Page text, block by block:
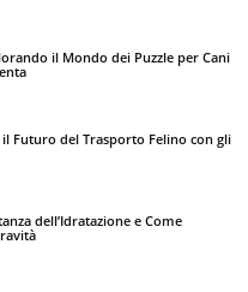
il Mondo dei Puzzle per Cani
Futuro del Trasporto Felino con gli
dell’Idratazione e Come